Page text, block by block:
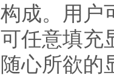
构成。用户
可任意填充
随心所欲的